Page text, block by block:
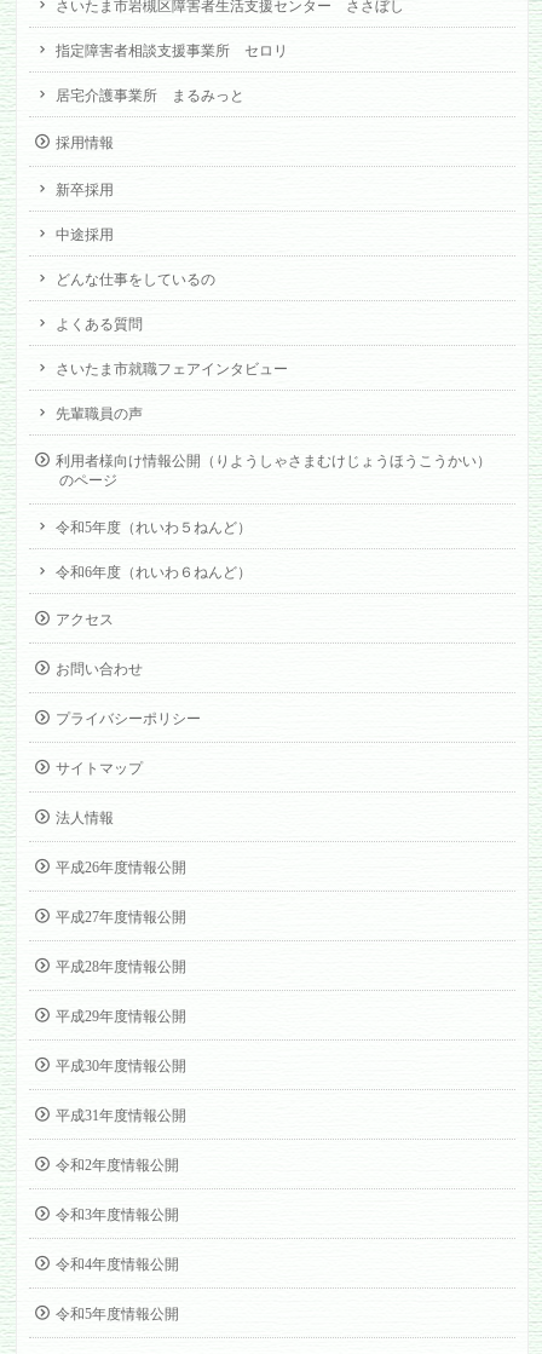
さいたま市岩槻区障害者生活支援センター ささぼし
指定障害者相談支援事業所 セロリ
居宅介護事業所 まるみっと
採用情報
新卒採用
中途採用
どんな仕事をしているの
よくある質問
さいたま市就職フェアインタビュー
先輩職員の声
利用者様向け情報公開（りようしゃさまむけじょうほうこうかい）
のページ
令和5年度（れいわ５ねんど）
令和6年度（れいわ６ねんど）
アクセス
お問い合わせ
プライバシーポリシー
サイトマップ
法人情報
平成26年度情報公開
平成27年度情報公開
平成28年度情報公開
平成29年度情報公開
平成30年度情報公開
平成31年度情報公開
令和2年度情報公開
令和3年度情報公開
令和4年度情報公開
令和5年度情報公開